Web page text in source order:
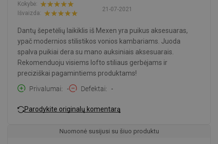
21-07-2021
Kokybė:
Išvaizda:
Dantų šepetėlių laikiklis iš Mexen yra puikus aksesuaras,
ypač modernios stilistikos vonios kambariams. Juoda
spalva puikiai dera su mano auksiniais aksesuarais.
Rekomenduoju visiems lofto stiliaus gerbėjams ir
preciziškai pagamintiems produktams!
Privalumai
- Defektai -
Parodykite originalų komentarą
Nuomonė susijusi su šiuo produktu